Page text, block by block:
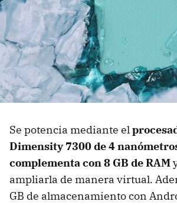
Se potencia mediante el
Dimensity 7300 de 4
complementa con8 GB de RAM
ampliarla de manera virtual.
GB de almacenamiento con